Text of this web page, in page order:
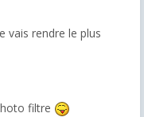
vais rendre le plus
filtre